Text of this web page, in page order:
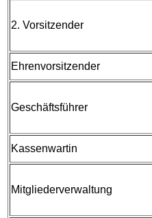
2. Vorsitzender
Ehrenvorsitzender
Geschäftsführer
Kassenwartin
Mitgliederverwaltung